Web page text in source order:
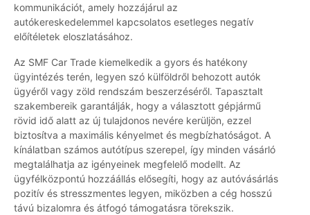
kommunikációt, amely hozzájárul az
autókereskedelemmel kapcsolatos esetleges negatív
előítéletek eloszlatásához.
Az SMF Car Trade kiemelkedik a gyors és hatékony
ügyintézés terén, legyen szó külföldről behozott autók
ügyéről vagy zöld rendszám beszerzéséről. Tapasztalt
szakembereik garantálják, hogy a választott gépjármű
rövid idő alatt az új tulajdonos nevére kerüljön, ezzel
biztosítva a maximális kényelmet és megbízhatóságot. A
kínálatban számos autótípus szerepel, így minden vásárló
megtalálhatja az igényeinek megfelelő modellt. Az
ügyfélközpontú hozzáállás elősegíti, hogy az autóvásárlás
pozitív és stresszmentes legyen, miközben a cég hosszú
távú bizalomra és átfogó támogatásra törekszik.